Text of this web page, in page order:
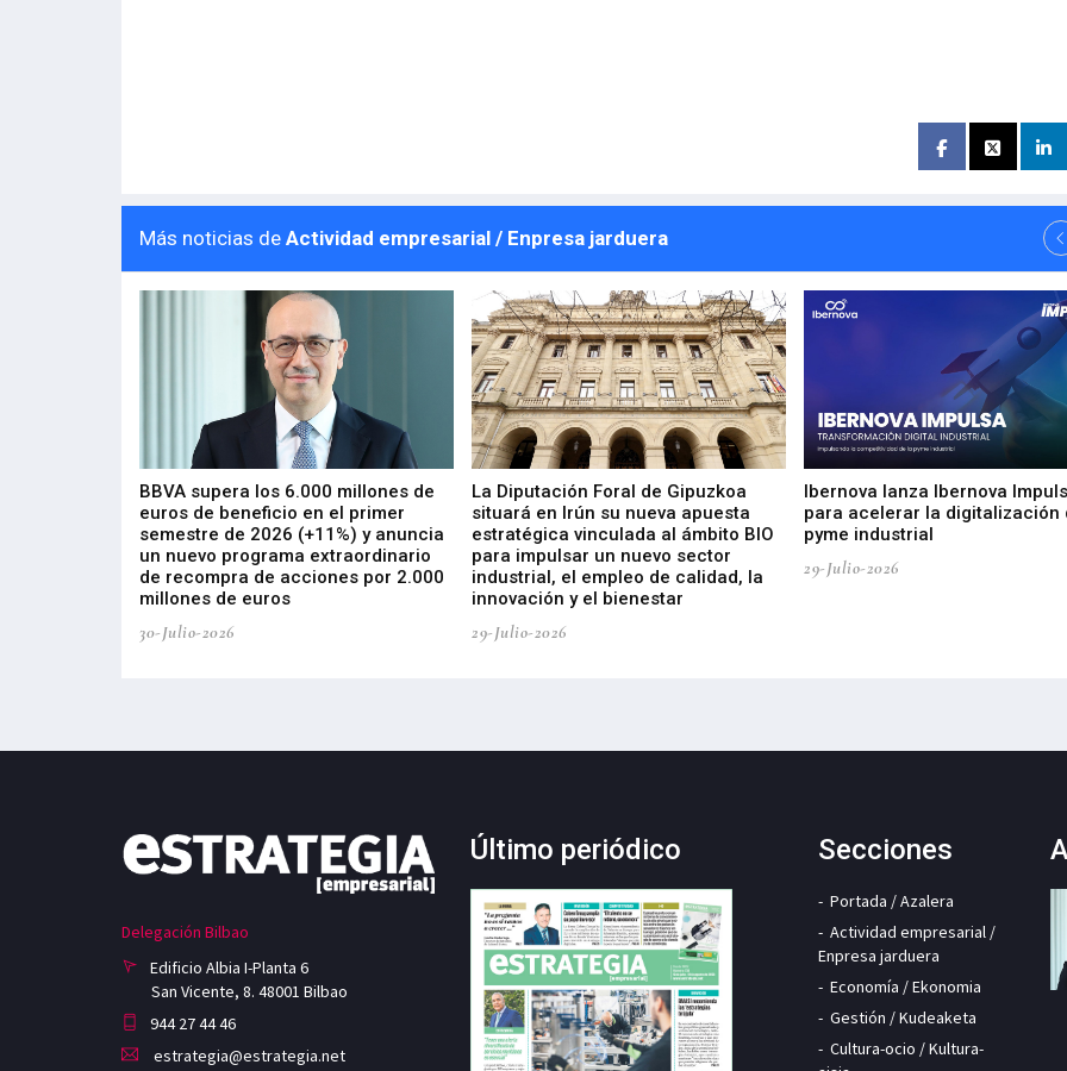
Más noticias de Actividad empresarial / Enpresa jarduera
BBVA supera los 6.000 millones de
euros de beneficio en el primer
semestre de 2026 (+11%) y anuncia
un nuevo programa extraordinario
de recompra de acciones por 2.000
millones de euros
30-Julio-2026
La Diputación Foral de Gipuzkoa
situará en Irún su nueva apuesta
estratégica vinculada al ámbito BIO
para impulsar un nuevo sector
industrial, el empleo de calidad, la
innovación y el bienestar
29-Julio-2026
Ibernova lanza Ibernova
para acelerar la digitalización
pyme industrial
29-Julio-2026
Delegación Bilbao
Edificio Albia I-Planta 6
San Vicente, 8. 48001 Bilbao
944 27 44 46
estrategia@estrategia.net
Último periódico Secciones
Portada / Azalera
Actividad empresarial /
Enpresa jarduera
Economía / Ekonomia
Gestión / Kudeaketa
Cultura-ocio / Kultura-